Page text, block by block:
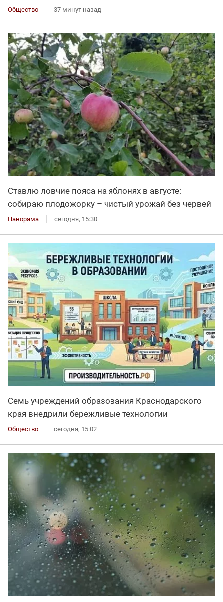
Общество 37 минут назад
Ставлю ловчие пояса на яблонях в августе:
собираю плодожорку – чистый урожай без червей
Панорама сегодня, 15:30
Семь учреждений образования Краснодарского
края внедрили бережливые технологии
Общество сегодня, 15:02